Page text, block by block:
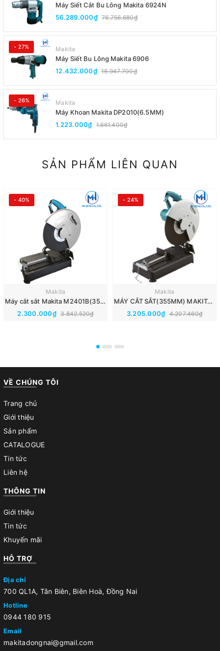
Máy Siết Cắt Bu Lông Makita 6924N
56.289.000₫ 76.756.680₫
- 27% Makita
Máy Siết Bu Lông Makita 6906
12.432.000₫ 16.947.700₫
- 26% Makita
Máy Khoan Makita DP2010(6.5MM)
1.223.000₫ 1.661.400₫
SẢN PHẨM LIÊN QUAN
- 40%
Makita
Máy cắt sắt Makita M2401B(355MM)
2.300.000₫ 3.842.520₫
- 24%
Makita
MÁY CẮT SẮT(355MM) MAKITA M2403B
3.205.000₫ 4.207.460₫
VỀ CHÚNG TÔI
Trang chủ
Giới thiệu
Sản phẩm
CATALOGUE
Tin tức
Liên hệ
THÔNG TIN
Giới thiệu
Tin tức
Khuyến mãi
HỖ TRỢ
Địa chỉ
700 QL1A, Tân Biên, Biên Hoà, Đồng Nai
Hotline
0944 180 915
Email
makitadongnai@gmail.com